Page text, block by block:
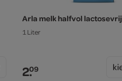
Arla melk halfvol lactosevrij
1 Liter
2.09